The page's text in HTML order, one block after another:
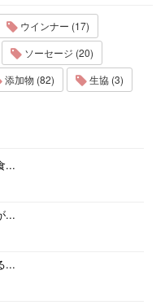
ウインナー (17)
ソーセージ (20)
添加物 (82) 生協 (3)
...
...
...